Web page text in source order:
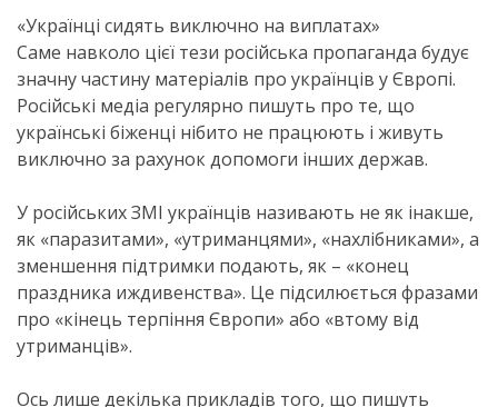
«Українці сидять виключно на виплатах»
Саме навколо цієї тези російська пропаганда будує
значну частину матеріалів про українців у Європі.
Російські медіа регулярно пишуть про те, що
українські біженці нібито не працюють і живуть
виключно за рахунок допомоги інших держав.
У російських ЗМІ українців називають не як інакше,
як «паразитами», «утриманцями», «нахлібниками», а
зменшення підтримки подають, як – «конец
праздника иждивенства». Це підсилюється фразами
про «кінець терпіння Європи» або «втому від
утриманців».
Ось лише декілька прикладів того, що пишуть